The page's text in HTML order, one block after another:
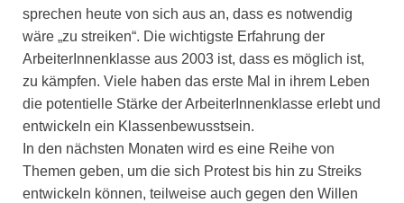
sprechen heute von sich aus an, dass es notwendig
wäre „zu streiken“. Die wichtigste Erfahrung der
ArbeiterInnenklasse aus 2003 ist, dass es möglich ist,
zu kämpfen. Viele haben das erste Mal in ihrem Leben
die potentielle Stärke der ArbeiterInnenklasse erlebt und
entwickeln ein Klassenbewusstsein.
In den nächsten Monaten wird es eine Reihe von
Themen geben, um die sich Protest bis hin zu Streiks
entwickeln können, teilweise auch gegen den Willen